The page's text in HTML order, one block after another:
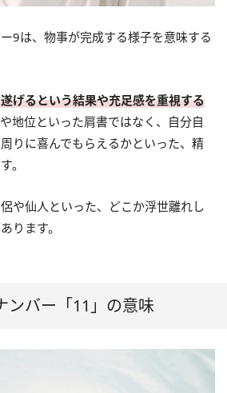
9は、物事が完成する様子を意味する
げるという結果や充足感を重視する
地位といった肩書ではなく、自分自
りに喜んでもらえるかといった、精
。
や仙人といった、どこか浮世離れし
ります。
ンバー「11」の意味